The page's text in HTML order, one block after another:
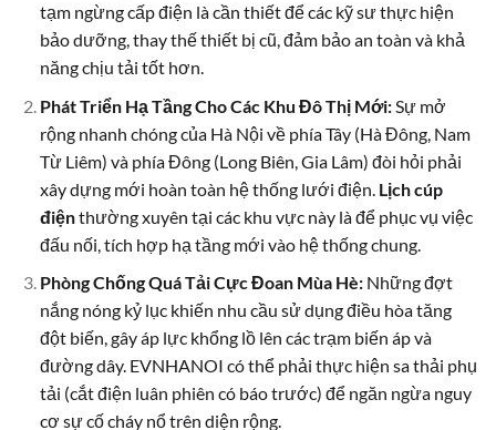
tạm ngừng cấp điện là cần thiết để các kỹ sư thực hiện
bảo dưỡng, thay thế thiết bị cũ, đảm bảo an toàn và khả
năng chịu tải tốt hơn.
Phát Triển Hạ Tầng Cho Các Khu Đô Thị Mới:Sự mở
rộng nhanh chóng của Hà Nội về phía Tây (Hà Đông, Nam
Từ Liêm) và phía Đông (Long Biên, Gia Lâm) đòi hỏi phải
xây dựng mới hoàn toàn hệ thống lưới điện. Lịch cúp
điệnthường xuyên tại các khu vực này là để phục vụ việc
đấu nối, tích hợp hạ tầng mới vào hệ thống chung.
Phòng Chống Quá Tải Cực Đoan Mùa Hè:Những đợt
nắng nóng kỷ lục khiến nhu cầu sử dụng điều hòa tăng
đột biến, gây áp lực khổng lồ lên các trạm biến áp và
đường dây. EVNHANOI có thể phải thực hiện sa thải phụ
tải (cắt điện luân phiên có báo trước) để ngăn ngừa nguy
cơ sự cố cháy nổ trên diện rộng.